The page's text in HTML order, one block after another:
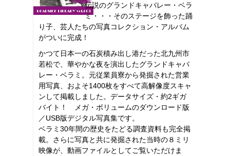
伝説のグランドキャバレー・ベラ
ミ・・・そのステージを飾った踊
り子、芸人たちの写真コレクション・アルバム
がついに完成！
かつて日本一の石炭積み出し港だった北九州市
若松で、華やかな夜を演出したグランドキャバ
レー・ベラミ。元従業員寮から発掘された営業
用写真、およそ1400枚をすべて高解像度スキャ
ンして掲載しました。データサイズ・約2ギガ
バイト！ メガ・ボリュームのダウンロード版
／USB版デジタル写真集です。
ベラミ30年間の歴史をたどる調査資料も完全掲
載。さらに写真と共に発掘された当時の８ミリ
映像が、動画ファイルとしてご覧いただけま